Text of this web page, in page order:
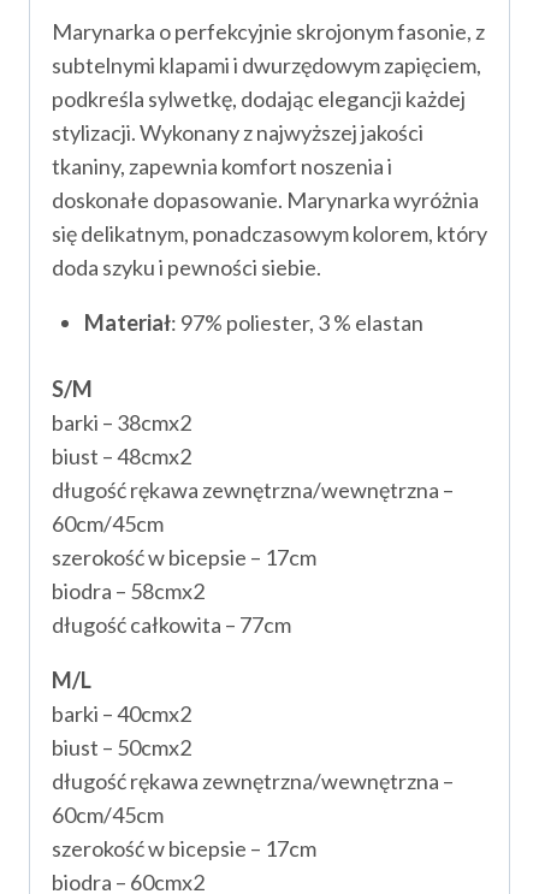
Marynarka o perfekcyjnie skrojonym fasonie, z
subtelnymi klapami i dwurzędowym zapięciem,
podkreśla sylwetkę, dodając elegancji każdej
stylizacji. Wykonany z najwyższej jakości
tkaniny, zapewnia komfort noszenia i
doskonałe dopasowanie. Marynarka wyróżnia
się delikatnym, ponadczasowym kolorem, który
doda szyku i pewności siebie.
Materiał: 97% poliester, 3 % elastan
S/M
barki – 38cmx2
biust – 48cmx2
długość rękawa zewnętrzna/wewnętrzna –
60cm/45cm
szerokość w bicepsie – 17cm
biodra – 58cmx2
długość całkowita – 77cm
M/L
barki – 40cmx2
biust – 50cmx2
długość rękawa zewnętrzna/wewnętrzna –
60cm/45cm
szerokość w bicepsie – 17cm
biodra – 60cmx2